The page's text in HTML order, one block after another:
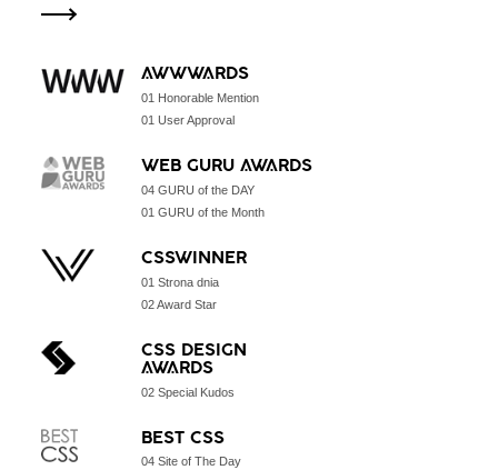
AWWWARDS
01 Honorable Mention
01 User Approval
WEB GURU AWARDS
04 GURU of the DAY
01 GURU of the Month
CSSWINNER
01 Strona dnia
02 Award Star
CSS DESIGN
AWARDS
02 Special Kudos
BEST CSS
04 Site of The Day